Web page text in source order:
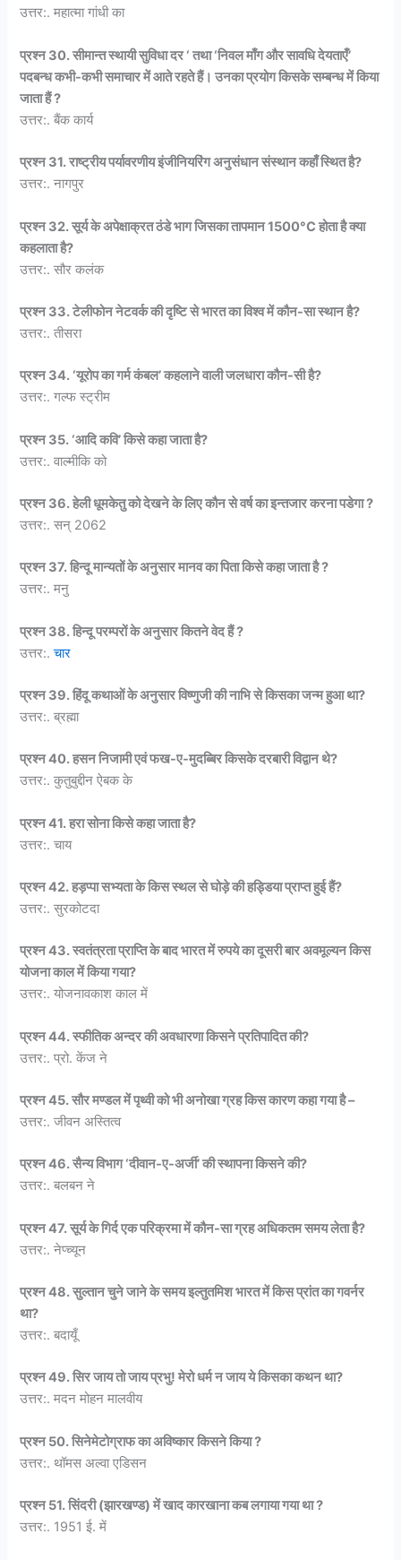
उत्तर:. महात्मा गांधी का
प्रश्न 30. सीमान्त स्थायी सुविधा दर ‘ तथा ‘निवल माँग और सावधि देयताएँ’
पदबन्ध कभी-कभी समाचार में आते रहते हैं। उनका प्रयोग किसके सम्बन्ध में किया
जाता हैं ?
उत्तर:. बैंक कार्य
प्रश्न 31. राष्ट्रीय पर्यावरणीय इंजीनियरिंग अनुसंधान संस्थान कहाँ स्थित है?
उत्तर:. नागपुर
प्रश्न 32. सूर्य के अपेक्षाक्रत ठंडे भाग जिसका तापमान 1500°C होता है क्या
कहलाता है?
उत्तर:. सौर कलंक
प्रश्न 33. टेलीफोन नेटवर्क की दृष्टि से भारत का विश्व में कौन-सा स्थान है?
उत्तर:. तीसरा
प्रश्न 34. ‘यूरोप का गर्म कंबल’ कहलाने वाली जलधारा कौन-सी है?
उत्तर:. गल्फ स्ट्रीम
प्रश्न 35. ‘आदि कवि’ किसे कहा जाता है?
उत्तर:. वाल्मीकि को
प्रश्न 36. हेली धूमकेतु को देखने के लिए कौन से वर्ष का इन्तजार करना पडेगा ?
उत्तर:. सन् 2062
प्रश्न 37. हिन्दू मान्यतों के अनुसार मानव का पिता किसे कहा जाता है ?
उत्तर:. मनु
प्रश्न 38. हिन्दू परम्परों के अनुसार कितने वेद हैं ?
उत्तर:.चार
प्रश्न 39. हिंदू कथाओं के अनुसार विष्णुजी की नाभि से किसका जन्म हुआ था?
उत्तर:. ब्रह्मा
प्रश्न 40. हसन निजामी एवं फख-ए-मुदब्बिर किसके दरबारी विद्वान थे?
उत्तर:. कुतुबुद्दीन ऐबक के
प्रश्न 41. हरा सोना किसे कहा जाता है?
उत्तर:. चाय
प्रश्न 42. हड़प्पा सभ्यता के किस स्थल से घोड़े की हड्डिया प्राप्त हुई हैं?
उत्तर:. सुरकोटदा
प्रश्न 43. स्वतंत्रता प्राप्ति के बाद भारत में रुपये का दूसरी बार अवमूल्यन किस
योजना काल में किया गया?
उत्तर:. योजनावकाश काल में
प्रश्न 44. स्फीतिक अन्दर की अवधारणा किसने प्रतिपादित की?
उत्तर:. प्रो. केंज ने
प्रश्न 45. सौर मण्डल में पृथ्वी को भी अनोखा ग्रह किस कारण कहा गया है –
उत्तर:. जीवन अस्तित्व
प्रश्न 46. सैन्य विभाग ‘दीवान-ए-अर्जी’ की स्थापना किसने की?
उत्तर:. बलबन ने
प्रश्न 47. सूर्य के गिर्द एक परिक्रमा में कौन-सा ग्रह अधिकतम समय लेता है?
उत्तर:. नेप्च्यून
प्रश्न 48. सुल्तान चुने जाने के समय इल्तुतमिश भारत में किस प्रांत का गवर्नर
था?
उत्तर:. बदायूँ
प्रश्न 49. सिर जाय तो जाय प्रभु! मेरो धर्म न जाय ये किसका कथन था?
उत्तर:. मदन मोहन मालवीय
प्रश्न 50. सिनेमेटोग्राफ का अविष्कार किसने किया ?
उत्तर:. थॉमस अल्वा एडिसन
प्रश्न 51. सिंदरी (झारखण्ड) में खाद कारखाना कब लगाया गया था ?
उत्तर:. 1951 ई. में